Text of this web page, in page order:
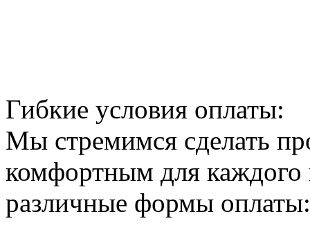
Гибкие условия оплаты:
Мы стремимся сделать
комфортным для каждого
различные формы оплаты: